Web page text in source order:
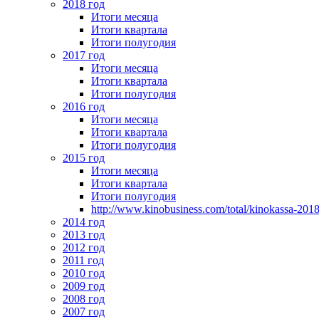
2018 год
Итоги месяца
Итоги квартала
Итоги полугодия
2017 год
Итоги месяца
Итоги квартала
Итоги полугодия
2016 год
Итоги месяца
Итоги квартала
Итоги полугодия
2015 год
Итоги месяца
Итоги квартала
Итоги полугодия
http://www.kinobusiness.com/total/kinokassa-
2014 год
2013 год
2012 год
2011 год
2010 год
2009 год
2008 год
2007 год